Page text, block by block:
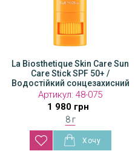
La Biosthetique Skin Care Sun
Care Stick SPF 50+ /
Водостійкий сонцезахисний
олівець
Артикул:48-075
1 980 грн
8 г